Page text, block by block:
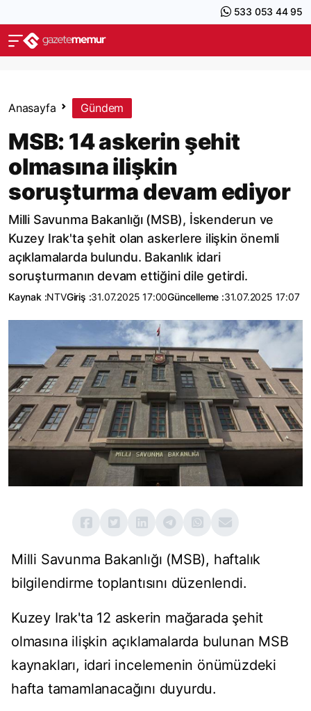
533 053 44 95
Anasayfa Gündem
MSB: 14 askerin şehit
olmasına ilişkin
soruşturma devam ediyor
Milli Savunma Bakanlığı (MSB), İskenderun ve
Kuzey Irak'ta şehit olan askerlere ilişkin önemli
açıklamalarda bulundu. Bakanlık idari
soruşturmanın devam ettiğini dile getirdi.
Kaynak :NTVGiriş :31.07.2025 17:00Güncelleme :31.07.2025 17:07
Milli Savunma Bakanlığı (MSB), haftalık
bilgilendirme toplantısını düzenlendi.
Kuzey Irak'ta 12 askerin mağarada şehit
olmasına ilişkin açıklamalarda bulunan MSB
kaynakları, idari incelemenin önümüzdeki
hafta tamamlanacağını duyurdu.